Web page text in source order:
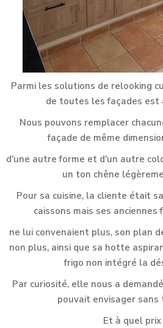
Parmi les solutions de relooking
de toutes les façades est
Nous pouvons remplacer
façade de même
d'une autre forme et d'un autre
un ton chêne
Pour sa cuisine, la cliente était
caissons mais ses
ne lui convenaient plus, son plan
non plus, ainsi que sa hotte
frigo non intégré la
Par curiosité, elle nous a
pouvait envisager sans
Et à quel prix